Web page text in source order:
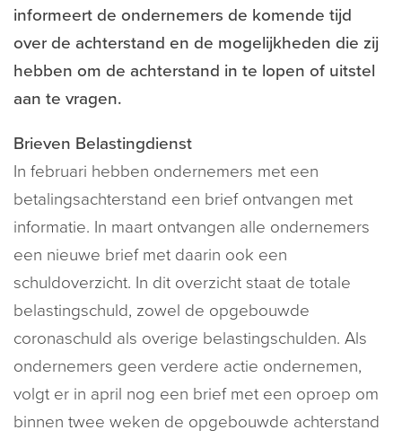
informeert de ondernemers de komende tijd
over de achterstand en de mogelijkheden die zij
hebben om de achterstand in te lopen of uitstel
aan te vragen.
Brieven Belastingdienst
In februari hebben ondernemers met een
betalingsachterstand een brief ontvangen met
informatie. In maart ontvangen alle ondernemers
een nieuwe brief met daarin ook een
schuldoverzicht. In dit overzicht staat de totale
belastingschuld, zowel de opgebouwde
coronaschuld als overige belastingschulden. Als
ondernemers geen verdere actie ondernemen,
volgt er in april nog een brief met een oproep om
binnen twee weken de opgebouwde achterstand